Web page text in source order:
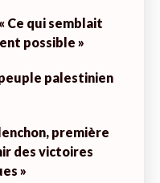
Ce qui semblait
possible »
palestinien
première
des victoires
»